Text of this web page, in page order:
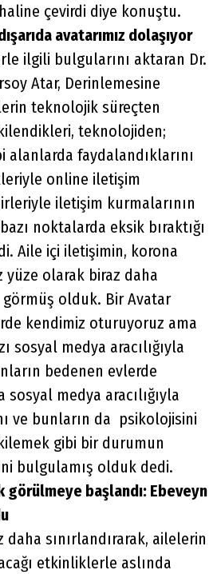
çevirdi diye konuştu.
avatarımız dolaşıyor
ilgili bulgularını aktaran Dr.
Atar, Derinlemesine
teknolojik süreçten
teknolojiden;
alanlarda faydalandıklarını
online iletişim
iletişim kurmalarının
noktalarda eksik bıraktığı
Aile içi iletişimin, korona
yüze olarak biraz daha
görmüş olduk. Bir Avatar
kendimiz oturuyoruz ama
sosyal medya aracılığıyla
bedenen evlerde
medya aracılığıyla
ve bunların da psikolojisini
gibi bir durumun
bulgulamış olduk dedi.
görülmeye başlandı: Ebeveyn
sınırlandırarak, ailelerin
etkinliklerle aslında